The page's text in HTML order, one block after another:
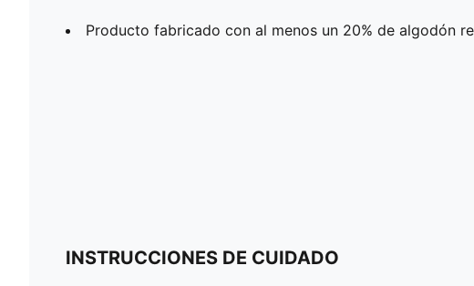
Producto fabricado con al menos un 20% de algodón
INSTRUCCIONES DE CUIDADO